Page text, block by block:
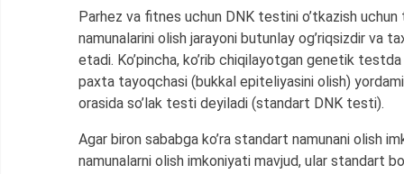
Parhez va fitnes uchun DNK testini o’tkazish
namunalarini olish jarayoni butunlay og’riqsizdir va
etadi. Ko’pincha, ko’rib chiqilayotgan genetik
paxta tayoqchasi (bukkal epiteliyasini olish)
orasida so’lak testi deyiladi (standart DNK testi).
Agar biron sababga ko’ra standart namunani olish
namunalarni olish imkoniyati mavjud, ular standart